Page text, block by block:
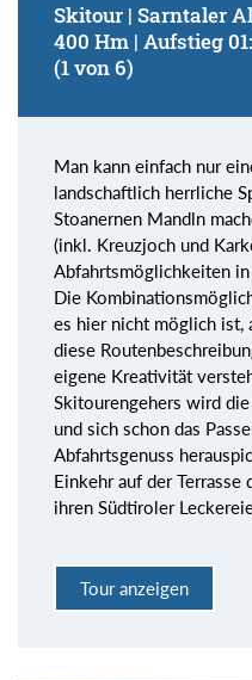
Skitour | Sarntaler
400 Hm | Aufstieg
(1 von 6)
Man kann einfach nur
landschaftlich herrliche
Stoanernen Mandln
(inkl. Kreuzjoch und
Abfahrtsmöglichkeiten
Die
es hier nicht möglich ist,
diese
eigene Kreativität
Skitourengehers wird
und sich schon das
Abfahrtsgenuss
Einkehr auf der
ihren Südtiroler
Tour anzeigen